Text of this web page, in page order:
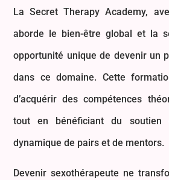
La Secret Therapy Academy,
aborde le bien-être global et la
opportunité unique de devenir un
dans ce domaine. Cette
d’acquérir des compétences
tout en bénéficiant du soutien
dynamique de pairs et de mentors.
Devenir sexothérapeute ne